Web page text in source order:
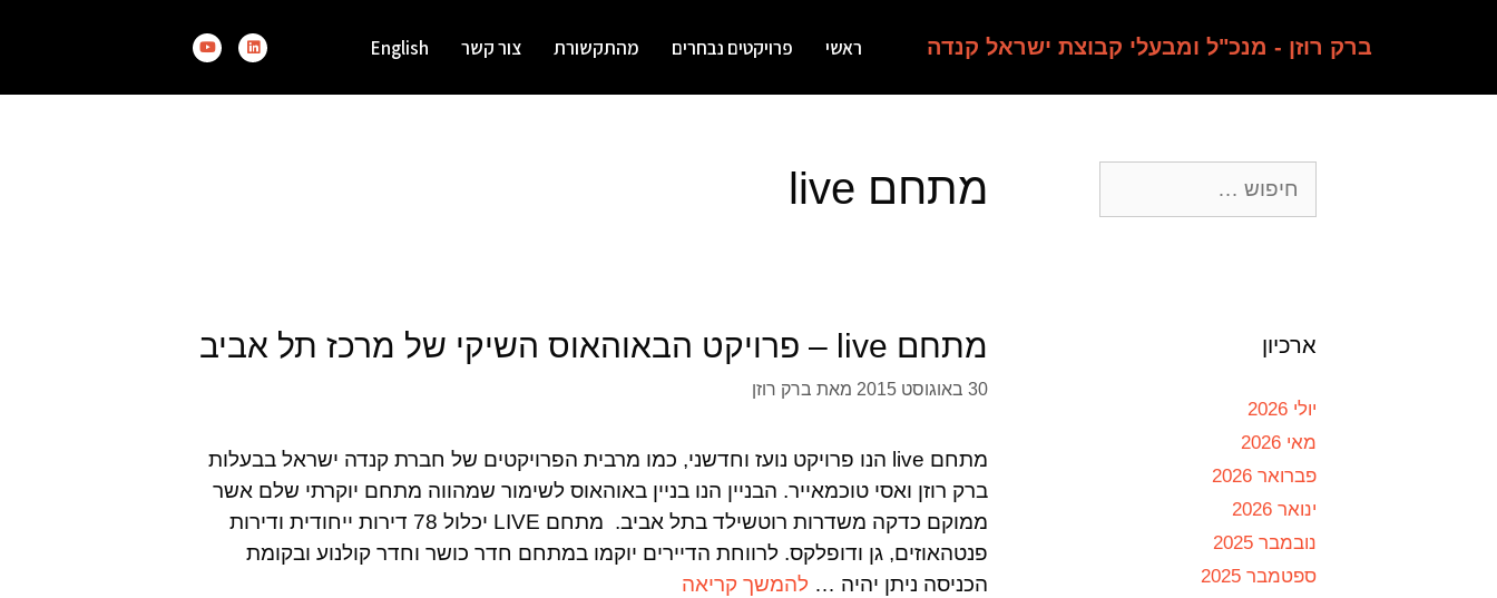
ברק רוזן - מנכ"ל ומבעלי קבוצת ישראל קנדה ראשי פרויקטים נבחרים מהתקשורת צור קשר English
מתחם live
מתחם live – פרויקט הבאוהאוס השיקי של מרכז תל אביב
30 באוגוסט 2015 מאת ברק רוזן
מתחם live הנו פרויקט נועז וחדשני, כמו מרבית הפרויקטים של חברת קנדה ישראל בבעלות
ברק רוזן ואסי טוכמאייר. הבניין הנו בניין באוהאוס לשימור שמהווה מתחם יוקרתי שלם אשר
ממוקם כדקה משדרות רוטשילד בתל אביב. מתחם LIVE יכלול 78 דירות ייחודית ודירות
פנטהאוזים, גן ודופלקס. לרווחת הדיירים יוקמו במתחם חדר כושר וחדר קולנוע ובקומת
הכניסה ניתן יהיה … להמשך קריאה
ארכיון
יולי 2026
מאי 2026
פברואר 2026
ינואר 2026
נובמבר 2025
ספטמבר 2025